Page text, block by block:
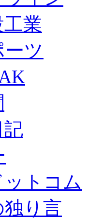
工業
ーツ
記
トコム
り言